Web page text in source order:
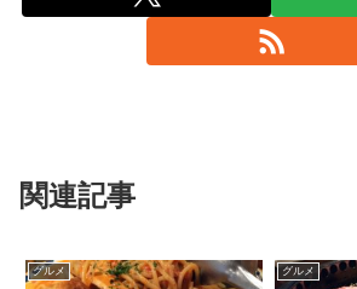
関連記事
グルメ グルメ